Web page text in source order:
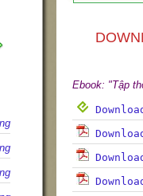
Ebook: "Tập